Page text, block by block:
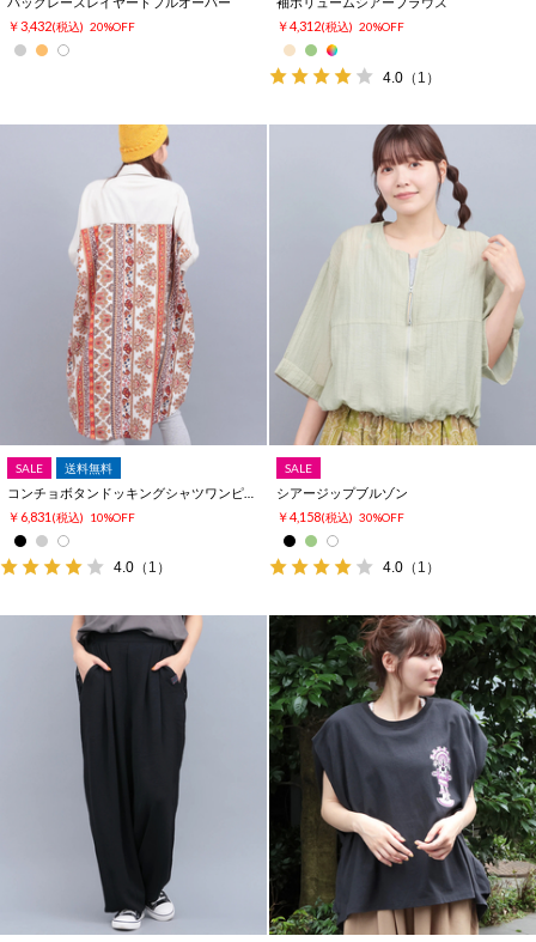
￥3,432(税込) 20%OFF
￥4,312(税込) 20%OFF
4.0 （1）
SALE 送料無料
￥6,831 (税込) 10%OFF
4.0 （1）
SALE
シアージップブルゾン
￥4,158(税込) 30%OFF
4.0 （1）